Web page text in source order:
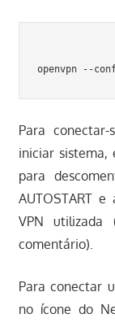
Para
iniciar sistema,
para
AUTOSTART
VPN
comentário).
Para conectar
no ícone do